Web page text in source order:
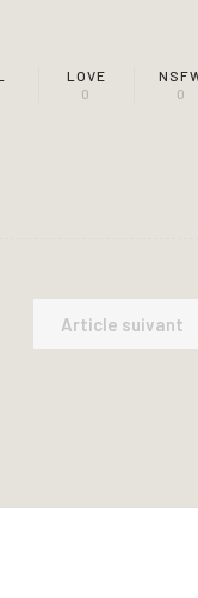
LOVE
0
0
Article suivant